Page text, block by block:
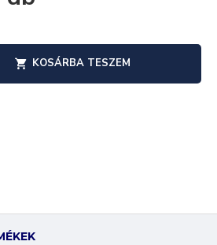
KOSÁRBA TESZEM